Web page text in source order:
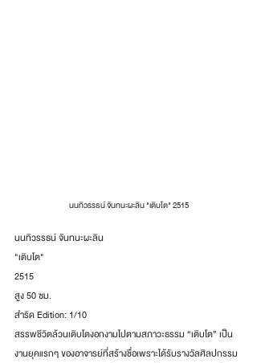
นนทิวรรธน์ จันทนะผะลิน "เติบโต" 2515
นนทิวรรธน์ จันทนะผะลิน
"เติบโต"
2515
สูง 50 ซม.
สำริด Edition: 1/10
สรรพชีวิตล้วนเติบโตงอกงามไปตามสภาวะธรรม “เติบโต” เป็น
งานยุคแรกๆ ของอาจารย์ที่สร้างชื่อเพราะได้รับรางวัลศิลปกรรม